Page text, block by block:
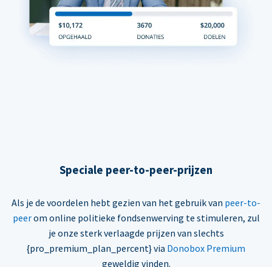
Speciale peer-to-peer-prijzen
Als je de voordelen hebt gezien van het gebruik van peer-to-
peerom online politieke fondsenwerving te stimuleren, zul
je onze sterk verlaagde prijzen van slechts
{pro_premium_plan_percent} via Donobox Premium
geweldig vinden.